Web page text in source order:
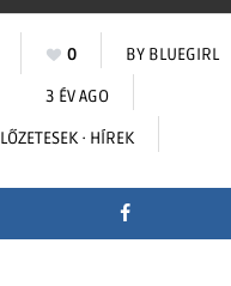
0 BY BLUEGIRL
3 ÉV AGO
· HÍREK